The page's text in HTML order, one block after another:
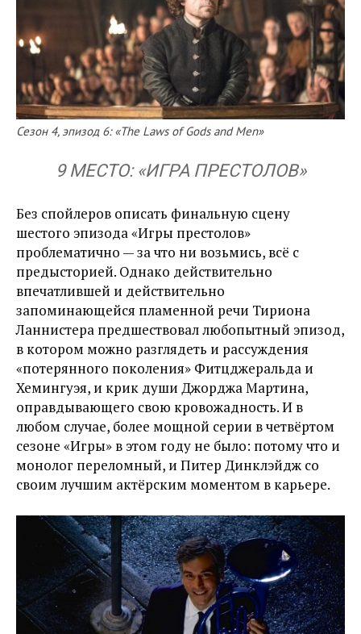
Сезон 4, эпизод 6: «The Laws of Gods and Men»
9 МЕСТО: «ИГРА ПРЕСТОЛОВ»
Без спойлеров описать финальную сцену
шестого эпизода «Игры престолов»
проблематично — за что ни возьмись, всё с
предысторией. Однако действительно
впечатлившей и действительно
запоминающейся пламенной речи Тириона
Ланнистера предшествовал любопытный эпизод,
в котором можно разглядеть и рассуждения
«потерянного поколения» Фитцджеральда и
Хемингуэя, и крик души Джорджа Мартина,
оправдывающего свою кровожадность. И в
любом случае, более мощной серии в четвёртом
сезоне «Игры» в этом году не было: потому что и
монолог переломный, и Питер Динклэйдж со
своим лучшим актёрским моментом в карьере.